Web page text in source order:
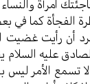
امرأة والنساء
الفجأة کما في
أن رأيت غضیت
علیه السلام
تسمع الأمر لیس